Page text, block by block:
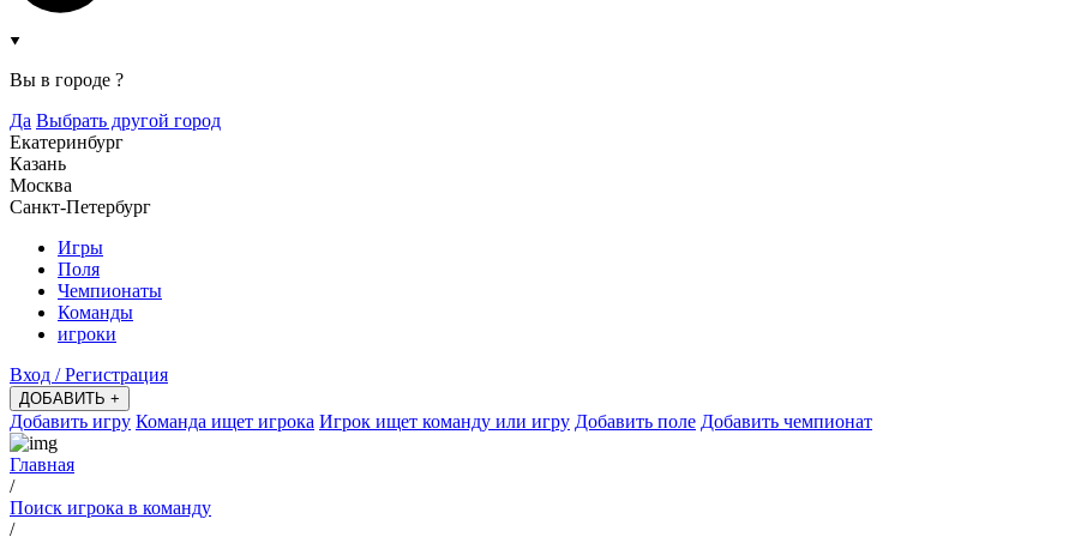
Вы в городе ?
Да Выбрать другой город
Екатеринбург
Казань
Москва
Санкт-Петербург
Игры
Поля
Чемпионаты
Команды
игроки
Вход / Регистрация
ДОБАВИТЬ +
Добавить игру Команда ищет игрока Игрок ищет команду или игру Добавить поле Добавить чемпионат
Главная
/
Поиск игрока в команду
/